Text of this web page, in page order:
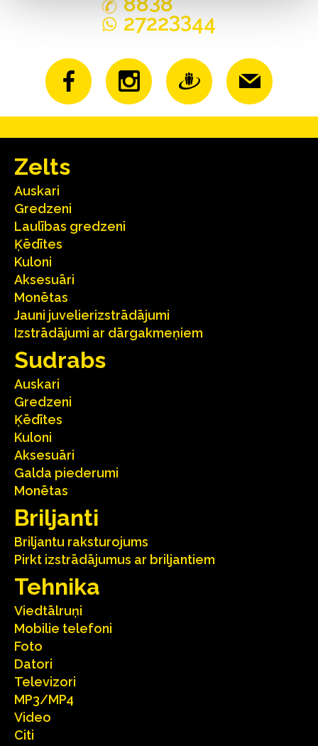
27223344
Zelts
Auskari
Gredzeni
Laulības gredzeni
Ķēdītes
Kuloni
Aksesuāri
Monētas
Jauni juvelierizstrādājumi
Izstrādājumi ar dārgakmeņiem
Sudrabs
Auskari
Gredzeni
Ķēdītes
Kuloni
Aksesuāri
Galda piederumi
Monētas
Briljanti
Briljantu raksturojums
Pirkt izstrādājumus ar briljantiem
Tehnika
Viedtālruņi
Mobilie telefoni
Foto
Datori
Televizori
MP3/MP4
Video
Citi